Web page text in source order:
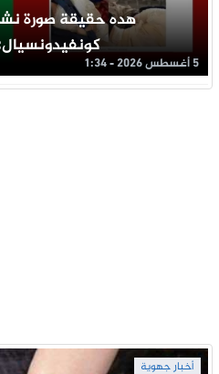
هده حقيقة صورة
5 أغسطس 2026 - 1:34
أخبار جهوية